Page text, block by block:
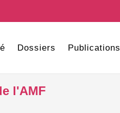
Dossiers Publications
l'AMF